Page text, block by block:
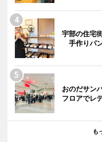
宇部の住宅
手作りパ
おのだサン
フロアでレ
も